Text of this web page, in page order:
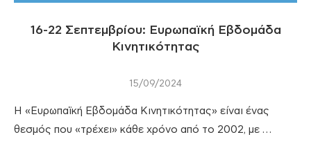
16-22 Σεπτεμβρίου: Ευρωπαϊκή Εβδομάδα
Κινητικότητας
15/09/2024
Η «Ευρωπαϊκή Εβδομάδα Κινητικότητας» είναι ένας
θεσμός που «τρέχει» κάθε χρόνο από το 2002, με …